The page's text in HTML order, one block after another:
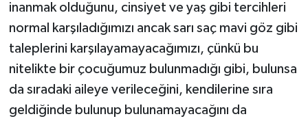
inanmak olduğunu, cinsiyet ve yaş gibi tercihleri
normal karşıladığımızı ancak sarı saç mavi göz gibi
taleplerini karşılayamayacağımızı, çünkü bu
nitelikte bir çocuğumuz bulunmadığı gibi, bulunsa
da sıradaki aileye verileceğini, kendilerine sıra
geldiğinde bulunup bulunamayacağını da